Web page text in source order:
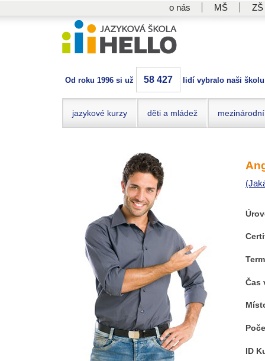
o nás MŠ ZŠ
Od roku 1996 si už 58 427 lidí vybralo naši
jazykové kurzy děti a mládež
Čas
ID